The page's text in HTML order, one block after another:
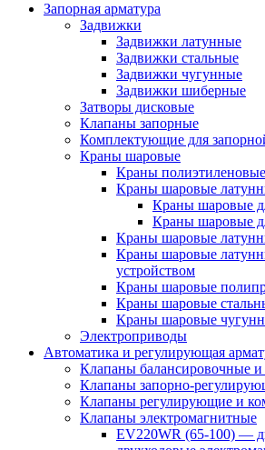
Запорная арматура
Задвижки
Задвижки латунные
Задвижки стальные
Задвижки чугунные
Задвижки шиберные
Затворы дисковые
Клапаны запорные
Комплектующие для
Краны шаровые
Краны полиэтиленовые
Краны шаровые
Краны шаровые
Краны шаровые
Краны шаровые
Краны шаровые
устройством
Краны шаровые
Краны шаровые
Краны шаровые
Электроприводы
Автоматика и регулирующая
Клапаны балансировочные
Клапаны запорно-
Клапаны регулирующие и
Клапаны электромагнитные
EV220WR (65-100) —